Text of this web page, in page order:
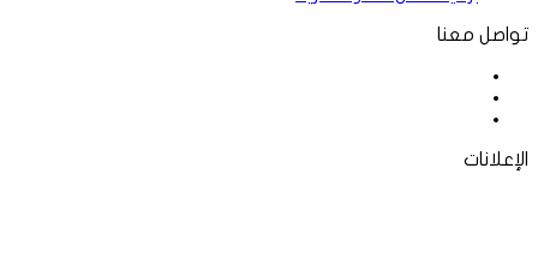
تواصل معنا
الإعلانات